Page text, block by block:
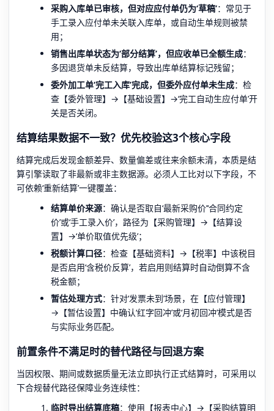
采购入库单已审核，但对应应付单仍为‘草稿’：常见于
手工录入应付单未关联入库单，或自动生单规则被禁
用；
销售出库单状态为‘部分结算’，但应收单已全额生成：
多因退货单未反结算，导致出库单结算标记残留；
委外加工单‘完工入库’完成，但委外应付单未生成：检
查【委外管理】→【基础设置】→‘完工自动生应付单’开
关是否关闭。
结算结果数据不一致？优先校验这3个核心字段
结算完成后发现金额差异、数量偏差或往来余额未清，本质是结
算引擎读取了非最新或非主数据源。必须人工比对以下字段，不
可依赖‘重新结算’一键覆盖：
结算单价来源：确认是否取自‘最新采购价’‘合同约定
价’或‘手工录入价’，路径为【采购管理】→【结算设
置】→‘单价取值优先级’；
税额计算口径：检查【基础资料】→【税率】中该税目
是否启用‘含税价反算’，若启用则结算时自动倒算不含
税金额；
暂估处理方式：针对‘发票未到’场景，在【应付管理】
→【暂估设置】中确认‘红字回冲’或‘月初回冲’模式是否
与实际业务匹配。
前置条件不满足时的替代路径与回退方案
当因权限、期间或数据质量无法立即执行正式结算时，可采用以
下合规替代路径保障业务连续性：
临时导出结算底稿：使用【报表中心】→【采购结算明